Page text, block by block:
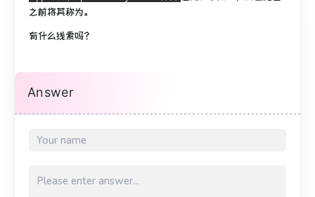
之前将其称为。
有什么线索吗？
Answer